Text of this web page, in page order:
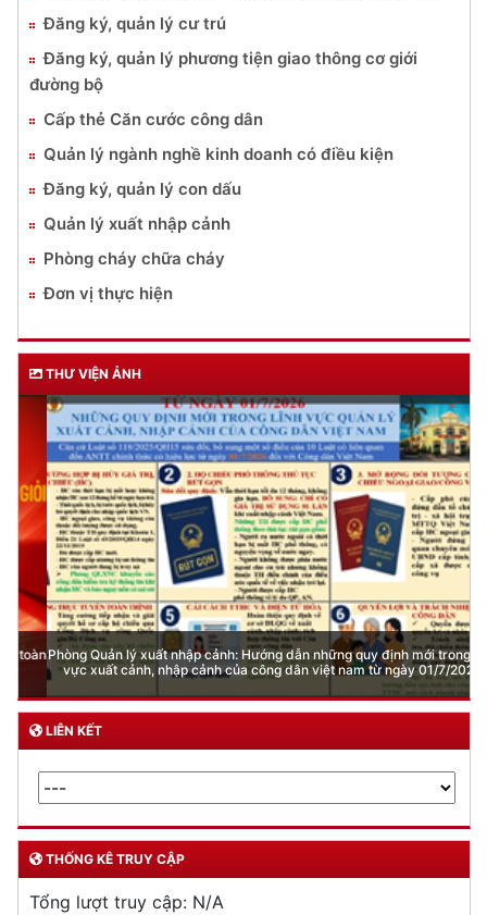
Đăng ký, quản lý cư trú
Đăng ký, quản lý phương tiện giao thông cơ giới
đường bộ
Cấp thẻ Căn cước công dân
Quản lý ngành nghề kinh doanh có điều kiện
Đăng ký, quản lý con dấu
Quản lý xuất nhập cảnh
Phòng cháy chữa cháy
Đơn vị thực hiện
THƯ VIỆN ẢNH
Phòng Quản lý xuất nhập cảnh: Hướng dẫn những quy định mới trong lĩnh
vực xuất cảnh, nhập cảnh của công dân việt nam từ ngày 01/7/2026
LIÊN KẾT
THỐNG KÊ TRUY CẬP
Tổng lượt truy cập: N/A